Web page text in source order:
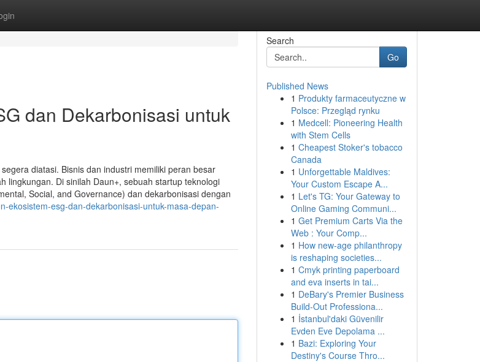
dan Dekarbonisasi untuk
diatasi. Bisnis dan industri memiliki peran besar
lingkungan. Di sinilah Daun+, sebuah startup teknologi
Social, and Governance) dan dekarbonisasi dengan
ekosistem-esg-dan-dekarbonisasi-untuk-masa-depan-
Search
Go
Published News
1 Produkty farmaceutyczne w
Polsce: Przegląd rynku
1 Medcell: Pioneering Health
with Stem Cells
1 Cheapest Stoker's tobacco
Canada
1 Unforgettable Maldives:
Your Custom Escape A...
1 Let's TG: Your Gateway to
Online Gaming Communi...
1 Get Premium Carts Via the
Web : Your Comp...
1 How new-age philanthropy
is reshaping societies...
1 Cmyk printing paperboard
and eva inserts in tai...
1 DeBary's Premier Business
Build-Out Professiona...
1 İstanbul'daki Güvenilir
Evden Eve Depolama ...
1 Bazi: Exploring Your
Destiny's Course Thro...